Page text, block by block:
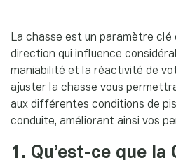
La chasse est un paramètre clé
direction qui influence
maniabilité et la réactivité de
ajuster la chasse vous
aux différentes conditions de
conduite, améliorant ainsi vos
1. Qu’est-ce que la